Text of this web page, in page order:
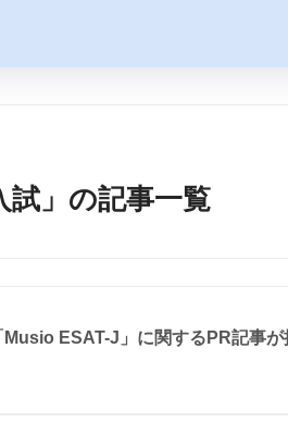
試」の記事一覧
ESAT-J」に関するPR記事が